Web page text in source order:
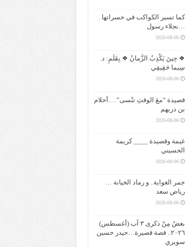
كما تسير الكواكب في حسراتها .
…نجلاء رسول
2026-08-06
❖ حِينَ يَكْذِبُ الزَّمانُ ❖ بِقَلَمِ: د.
سِيما حَقِيقِي
2026-08-06
قصيدة “معَ الوقتِ تنْسى”….أحلام
بن دريهم
2026-08-06
غيمة وقصيدة ____ كريمة
الحسيني
2026-08-06
جمر الغواية.. و رماد الخيانة …
رياض سعد
2026-08-06
بغضُ مِنْ ذكرى ٣ آب (أغسطس)
٢٠٢٦.. قصة قصيرة…حيدر حسين
سويري